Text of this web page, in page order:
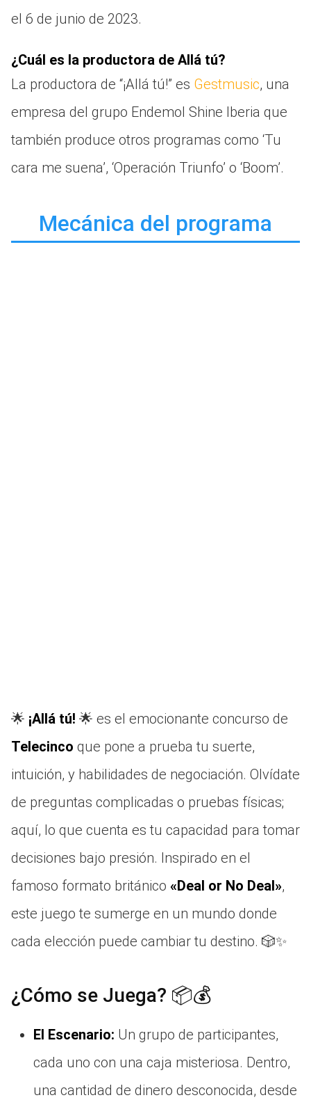
el 6 de junio de 2023.
¿Cuál es la productora de Allá tú?
La productora de “¡Allá tú!” es Gestmusic, una
empresa del grupo Endemol Shine Iberia que
también produce otros programas como ‘Tu
cara me suena’, ‘Operación Triunfo’ o ‘Boom’.
Mecánica del programa
🌟 ¡Allá tú! 🌟 es el emocionante concurso de
Telecinco que pone a prueba tu suerte,
intuición, y habilidades de negociación. Olvídate
de preguntas complicadas o pruebas físicas;
aquí, lo que cuenta es tu capacidad para tomar
decisiones bajo presión. Inspirado en el
famoso formato británico «Deal or No Deal»,
este juego te sumerge en un mundo donde
cada elección puede cambiar tu destino. 🎲✨
¿Cómo se Juega? 📦💰
El Escenario: Un grupo de participantes,
cada uno con una caja misteriosa. Dentro,
una cantidad de dinero desconocida, desde